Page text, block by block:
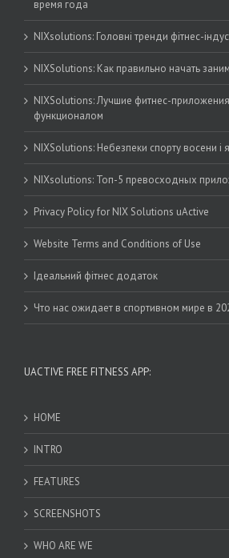
время года
NIXsolutions: Головні тренди фітнес-
NIXSolutions: Как правильно начать
NIXSolutions: Лучшие фитнес-
функционалом
NIXSolutions: Небезпеки спорту восени і
NIXsolutions: Топ-5 превосходных
Privacy Policy for NIX Solutions uActive
Website Terms and Conditions of Use
Ідеальний фітнес додаток
Что нас ожидает в спортивном мире в
UACTIVE FREE FITNESS APP:
HOME
INTRO
FEATURES
SCREENSHOTS
WHO ARE WE